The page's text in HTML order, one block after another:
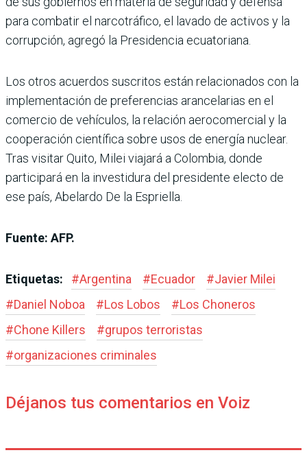
para combatir el narcotráfico, el lavado de activos y la
corrupción, agregó la Presidencia ecuatoriana.
Los otros acuerdos suscritos están relacionados con la
implementación de preferencias arancelarias en el
comercio de vehículos, la relación aerocomercial y la
cooperación científica sobre usos de energía nuclear.
Tras visitar Quito, Milei viajará a Colombia, donde
participará en la investidura del presidente electo de
ese país, Abelardo De la Espriella.
Fuente: AFP.
Etiquetas: #Argentina #Ecuador #Javier Milei
#Daniel Noboa #Los Lobos #Los Choneros
#Chone Killers #grupos terroristas
#organizaciones criminales
Déjanos tus comentarios en Voiz